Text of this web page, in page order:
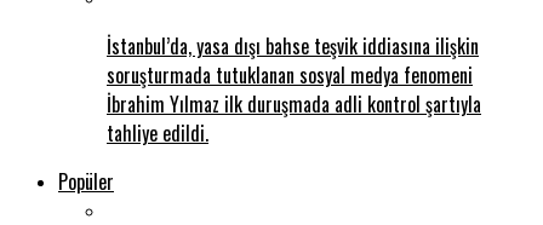
İstanbul’da, yasa dışı bahse teşvik iddiasına ilişkin
soruşturmada tutuklanan sosyal medya fenomeni
İbrahim Yılmaz ilk duruşmada adli kontrol şartıyla
tahliye edildi.
Popüler